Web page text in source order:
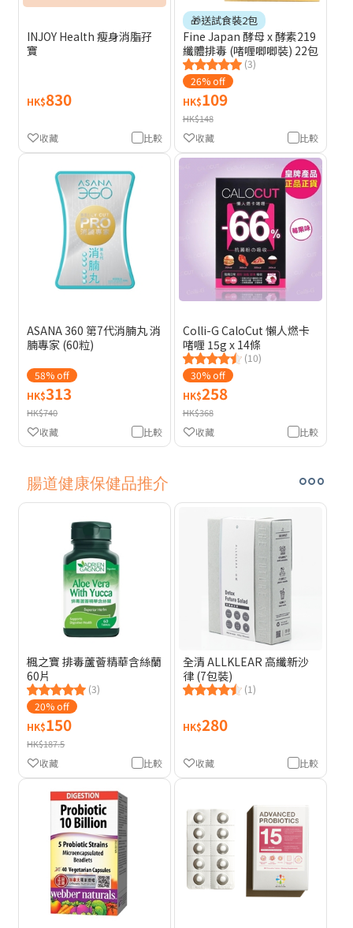
INJOY Health 瘦身消脂孖
寶
HK$830
比較
收藏
🎁送試食裝2包
Fine Japan 酵母 x 酵素219
纖體排毒 (啫喱唧唧裝) 22包
(3)
26% off
HK$109
HK$148
比較
收藏
ASANA 360 第7代消腩丸 消
腩專家 (60粒)
58% off
HK$313
HK$740
比較
收藏
Colli-G CaloCut 懶人燃卡
啫喱 15g x 14條
(10)
30% off
HK$258
HK$368
比較
收藏
腸道健康保健品推介
楓之寶 排毒蘆薈精華含絲蘭
60片
(3)
20% off
HK$150
HK$187.5
比較
收藏
全清 ALLKLEAR 高纖新沙
律 (7包裝)
(1)
HK$280
比較
收藏